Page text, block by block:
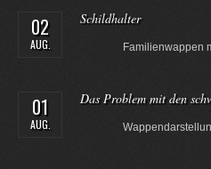
02
AUG.
Schildhalter
Familienwappen
01
AUG.
Das Problem mit den